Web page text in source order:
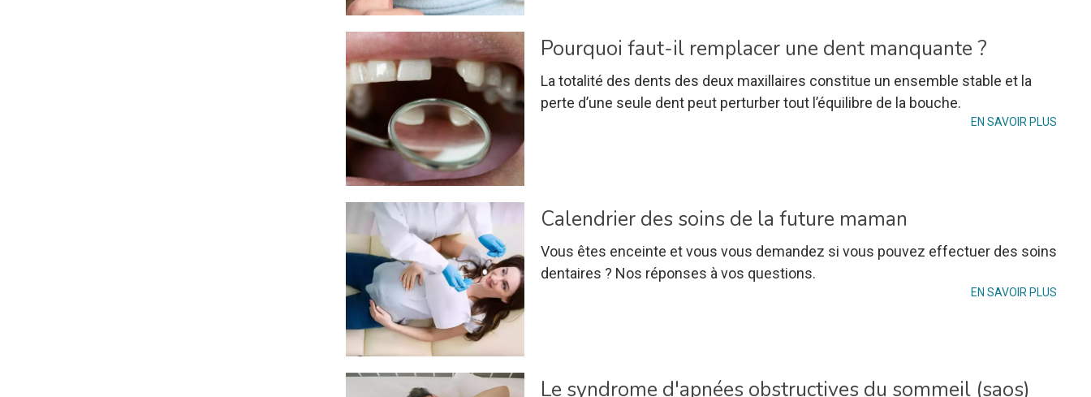
Pourquoi faut-il remplacer une dent manquante ?
La totalité des dents des deux maxillaires constitue un ensemble stable et la
perte d’une seule dent peut perturber tout l’équilibre de la bouche.
EN SAVOIR PLUS
Calendrier des soins de la future maman
Vous êtes enceinte et vous vous demandez si vous pouvez effectuer des soins
dentaires ? Nos réponses à vos questions.
EN SAVOIR PLUS
Le syndrome d'apnées obstructives du sommeil (saos)